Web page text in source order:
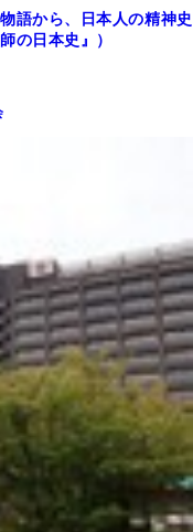
語から、日本人の精神史
の日本史』）